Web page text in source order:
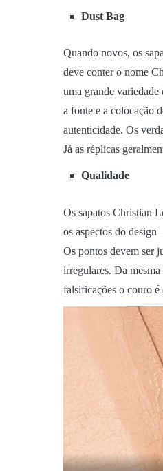
Dust Bag
Quando novos, os
deve conter o nome
uma grande
a fonte e a colocação
autenticidade. Os
Já as réplicas
Qualidade
Os sapatos Christian
os aspectos do design
Os pontos devem ser
irregulares. Da
falsificações o couro é